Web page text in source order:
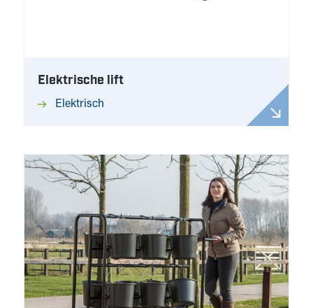
Elektrische lift
Elektrisch